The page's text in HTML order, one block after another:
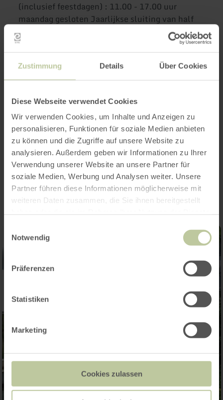
Zustimmung Details Über Cookies
Diese Webseite verwendet Cookies
Wir verwenden Cookies, um Inhalte und Anzeigen zu
personalisieren, Funktionen für soziale Medien anbieten
zu können und die Zugriffe auf unsere Website zu
analysieren. Außerdem geben wir Informationen zu Ihrer
Verwendung unserer Website an unsere Partner für
soziale Medien, Werbung und Analysen weiter. Unsere
Partner führen diese Informationen möglicherweise mit
weiteren Daten zusammen, die Sie ihnen bereitgestellt
Notwendig
Präferenzen
Statistiken
Marketing
Cookies zulassen
(inclusief feestdagen) : 11.00 - 17.00 uur
maandag gesloten Jaarlijkse sluiting van half
december tot eind januari
Meer informatie
Openingstijden
Impressies